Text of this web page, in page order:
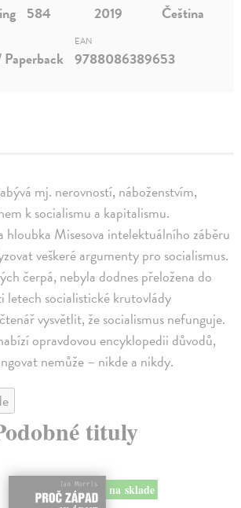
mj. nerovností, náboženstvím,
k socialismu a kapitalismu.
hloubka Misesova intelektuálního záběru
veškeré argumenty pro socialismus.
čerpá, nebyla dodnes přeložena do
letech socialistické krutovlády
vysvětlit, že socialismus nefunguje.
opravdovou encyklopedii důvodů,
nemůže – nikde a nikdy.
584 2019 Čeština
EAN
9788086389653
tituly
na sklade